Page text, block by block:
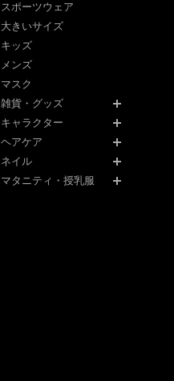
スポーツウェア
大きいサイズ
キッズ
メンズ
マスク
雑貨・グッズ
キャラクター
ヘアケア
ネイル
マタニティ・授乳服